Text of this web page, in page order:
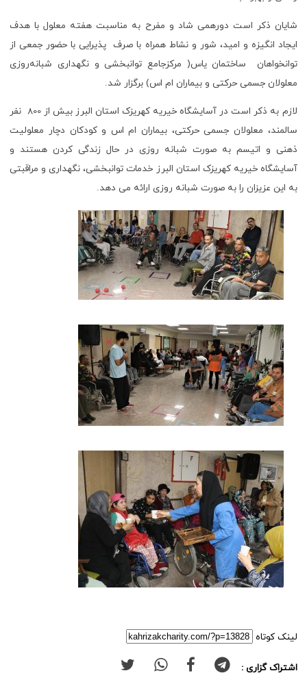
شایان ذکر است دورهمی شاد و مفرح به مناسبت هفته معلول با هدف
ایجاد انگیزه و امید، شور و نشاط همراه با صرف پذیرایی با حضور جمعی از
توانخواهان ساختمان یاس( مرکزجامع توانبخشی و نگهداری شبانه‌روزی
معلولان جسمی حرکتی و بیماران ام اس) برگزار شد.
لازم به ذکر است در آسایشگاه خیریه کهریزک استان البرز بیش از 800 نفر
سالمند، معلولان جسمی حرکتی، بیماران ام اس و کودکان دچار معلولیت
ذهنی و اتیسم به صورت شبانه روزی در حال زندگی کردن هستند و
آسایشگاه خیریه کهریزک استان البرز خدمات توانبخشی، نگهداری و مراقبتی
به این عزیزان را به صورت شبانه روزی ارائه می دهد.
لینک کوتاه
اشتراک گزاری :